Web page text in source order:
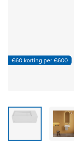
€60 korting per €600